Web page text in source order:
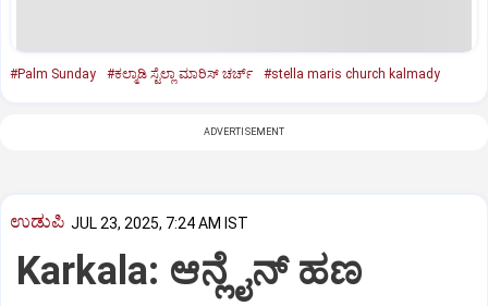
#Palm Sunday #ಕಲ್ಮಾಡಿ ಸ್ಟೆಲ್ಲಾ ಮಾರಿಸ್ ಚರ್ಚ್ #stella maris church kalmady
ADVERTISEMENT
ಉಡುಪಿ JUL 23, 2025, 7:24 AM IST
Karkala: ಆನ್ಲೈನ್‌ ಹಣ